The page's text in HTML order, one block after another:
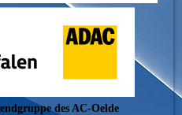
des AC-Oelde